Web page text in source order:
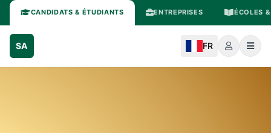
CANDIDATS & ÉTUDIANTS ENTREPRISES ÉCOLES
SA FR